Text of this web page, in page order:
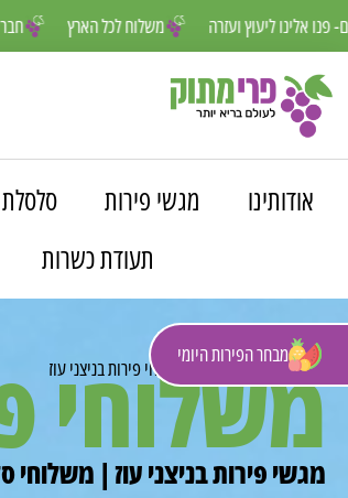
משלוח לכל פה למענכם- פנו אלינו ליעוץ ועזרה
מבחר הפירות היומי
אודותינו מגשי פירות
תעודת כשרות
פרי מתוק» משלוחים»משלוחי פירות בניצני עוז
משלוחי
מגשי פירות בניצני עוז | משלוחי